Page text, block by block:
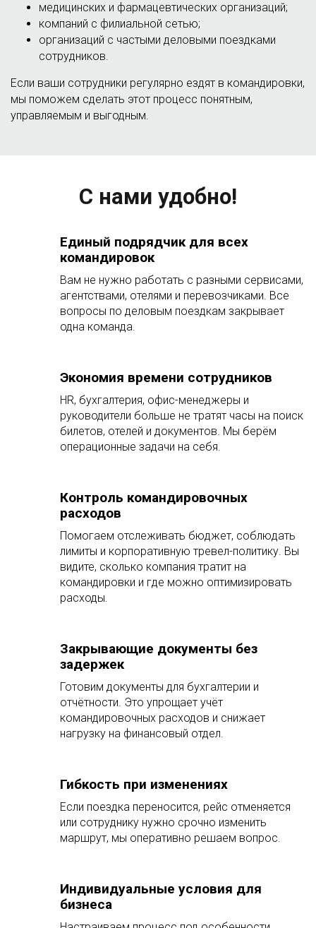
медицинских и фармацевтических организаций;
компаний с филиальной сетью;
организаций с частыми деловыми поездками
сотрудников.
Если ваши сотрудники регулярно ездят в командировки,
мы поможем сделать этот процесс понятным,
управляемым и выгодным.
С нами удобно!
Единый подрядчик для всех
командировок
Вам не нужно работать с разными сервисами,
агентствами, отелями и перевозчиками. Все
вопросы по деловым поездкам закрывает
одна команда.
Экономия времени сотрудников
HR, бухгалтерия, офис-менеджеры и
руководители больше не тратят часы на поиск
билетов, отелей и документов. Мы берём
операционные задачи на себя.
Контроль командировочных
расходов
Помогаем отслеживать бюджет, соблюдать
лимиты и корпоративную тревел-политику. Вы
видите, сколько компания тратит на
командировки и где можно оптимизировать
расходы.
Закрывающие документы без
задержек
Готовим документы для бухгалтерии и
отчётности. Это упрощает учёт
командировочных расходов и снижает
нагрузку на финансовый отдел.
Гибкость при изменениях
Если поездка переносится, рейс отменяется
или сотруднику нужно срочно изменить
маршрут, мы оперативно решаем вопрос.
Индивидуальные условия для
бизнеса